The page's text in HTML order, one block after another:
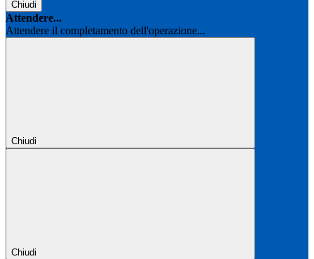
Chiudi
Attendere...
Attendere il completamento dell'operazione...
Chiudi
Chiudi